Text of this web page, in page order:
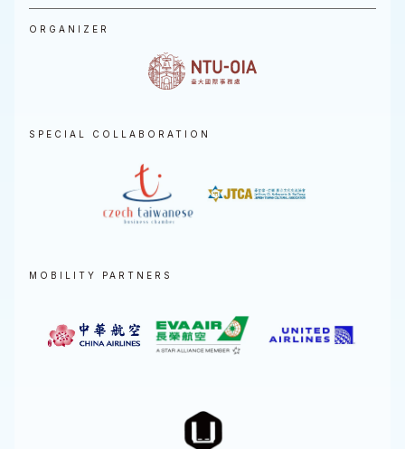
ORGANIZER
SPECIAL COLLABORATION
MOBILITY PARTNERS